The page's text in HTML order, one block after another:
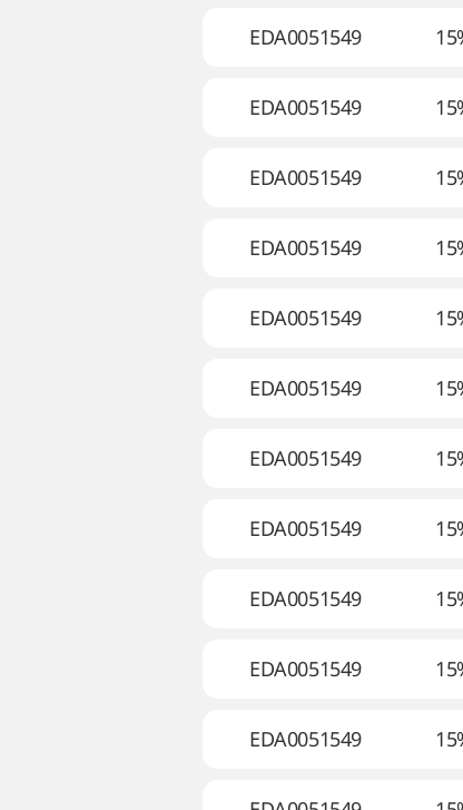
EDA0051549
EDA0051549
EDA0051549
EDA0051549
EDA0051549
EDA0051549
EDA0051549
EDA0051549
EDA0051549
EDA0051549
EDA0051549